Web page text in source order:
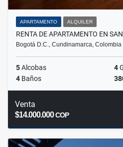
APARTAMENTO ALQUILER
RENTA DE APARTAMENTO EN
Bogotá D.C., Cundinamarca, Colombia
5Alcobas 4
4 Baños
Venta
$14.000.000COP